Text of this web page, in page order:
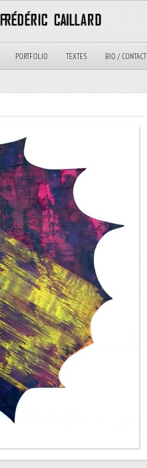
PORTFOLIO TEXTES BIO / CONTACT